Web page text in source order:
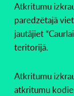
Atkritumu
paredzētajā
jautājiet
teritorijā.
Atkritumu
atkritumu